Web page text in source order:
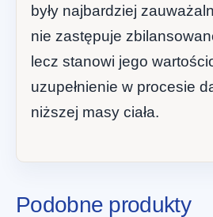
były najbardziej
nie zastępuje
lecz stanowi jego
uzupełnienie w procesie
niższej masy ciała.
Podobne produkty